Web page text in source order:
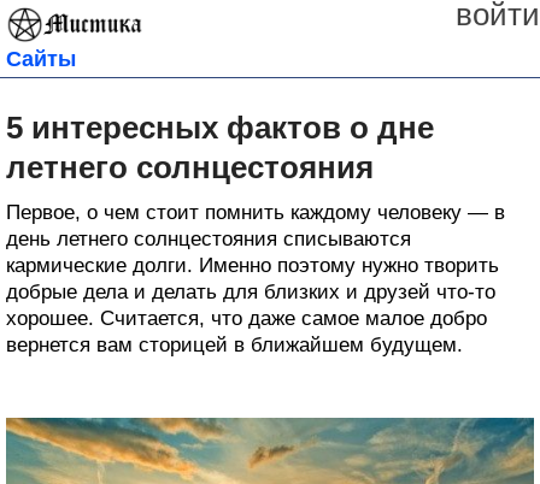
войти
Сайты
5 интересных фактов о дне
летнего солнцестояния
Первое, о чем стоит помнить каждому человеку — в
день летнего солнцестояния списываются
кармические долги. Именно поэтому нужно творить
добрые дела и делать для близких и друзей что-то
хорошее. Считается, что даже самое малое добро
вернется вам сторицей в ближайшем будущем.